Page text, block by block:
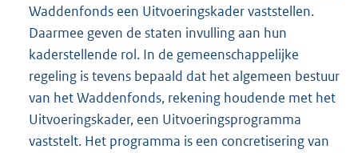
Waddenfonds een Uitvoeringskader vaststellen.
Daarmee geven de staten invulling aan hun
kaderstellende rol. In de gemeenschappelijke
regeling is tevens bepaald dat het algemeen bestuur
van het Waddenfonds, rekening houdende met het
Uitvoeringskader, een Uitvoeringsprogramma
vaststelt. Het programma is een concretisering van